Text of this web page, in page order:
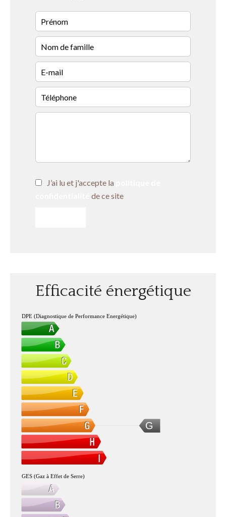
J’ai lu et j'accepte la
de ce site
Efficacité énergétique
G
DPE (Diagnostique de Performance Energétique)
GES (Gaz à Effet de Serre)